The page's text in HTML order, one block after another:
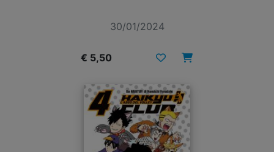
30/01/2024
€ 5,50